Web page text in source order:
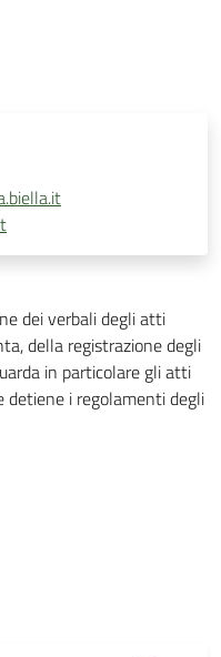
dei verbali degli atti
della registrazione degli
in particolare gli atti
detiene i regolamenti degli